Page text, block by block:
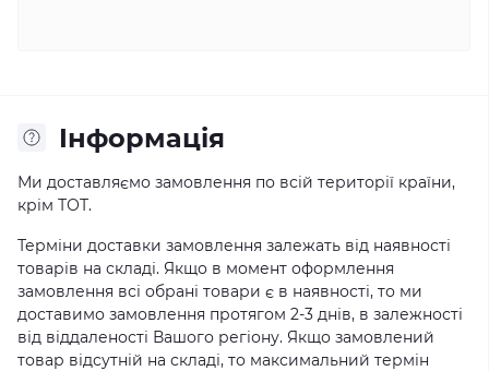
Iнформація
Ми доставляємо замовлення по всій території країни,
крім ТОТ.
Терміни доставки замовлення залежать від наявності
товарів на складі. Якщо в момент оформлення
замовлення всі обрані товари є в наявності, то ми
доставимо замовлення протягом 2-3 днів, в залежності
від віддаленості Вашого регіону. Якщо замовлений
товар відсутній на складі, то максимальний термін